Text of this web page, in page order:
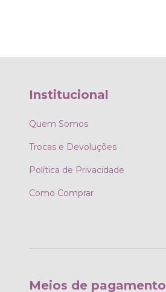
Institucional
Quem Somos
Trocas e Devoluções
Política de Privacidade
Como Comprar
Meios de pagamento